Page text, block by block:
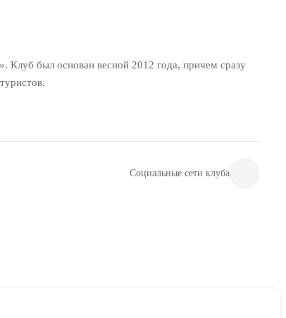
был основан весной 2012 года, причем сразу
Социальные сети клуба